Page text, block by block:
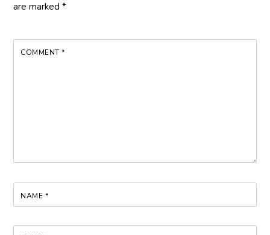
are marked*
COMMENT*
NAME *